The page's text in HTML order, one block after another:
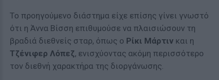
Το προηγούμενο διάστημα είχε επίσης γίνει γνωστό
ότι η Άννα Βίσση επιθυμούσε να πλαισιώσουν τη
βραδιά διεθνείς σταρ, όπως ο Ρίκι Μάρτιν και η
Τζένιφερ Λόπεζ, ενισχύοντας ακόμη περισσότερο
τον διεθνή χαρακτήρα της διοργάνωσης.